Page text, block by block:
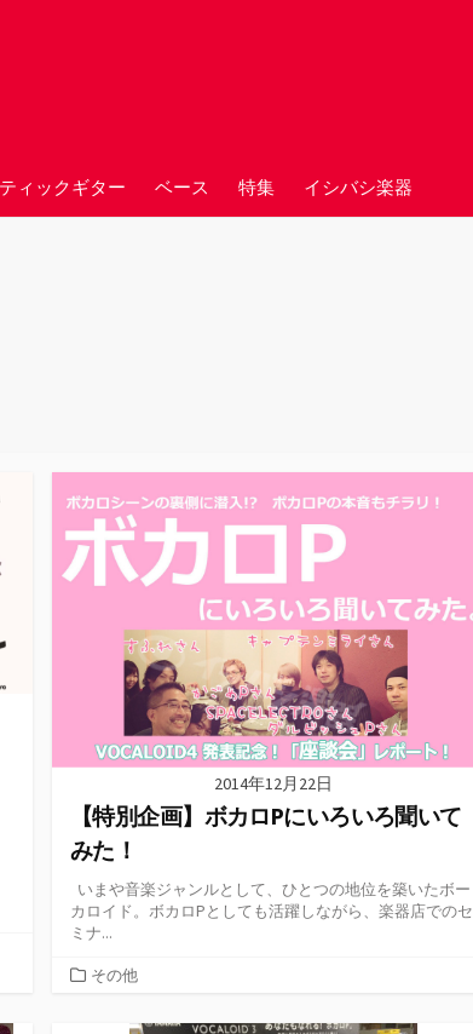
ィックギター ベース 特集 イシバシ楽器
2014年12月22日
【特別企画】ボカロPにいろいろ聞いて
みた！
いまや音楽ジャンルとして、ひとつの地位を築いたボー
カロイド。ボカロPとしても活躍しながら、楽器店でのセ
ミナ...
カその他